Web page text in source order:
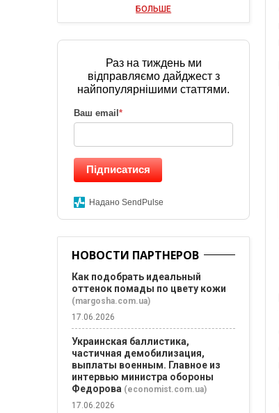
БОЛЬШЕ
Раз на тиждень ми
відправляємо дайджест з
найпопулярнішими статтями.
Ваш email *
Підписатися
Надано SendPulse
НОВОСТИ ПАРТНЕРОВ
Как подобрать идеальный
оттенок помады по цвету кожи
(margosha.com.ua)
17.06.2026
Украинская баллистика,
частичная демобилизация,
выплаты военным. Главное из
интервью министра обороны
Федорова (economist.com.ua)
17.06.2026